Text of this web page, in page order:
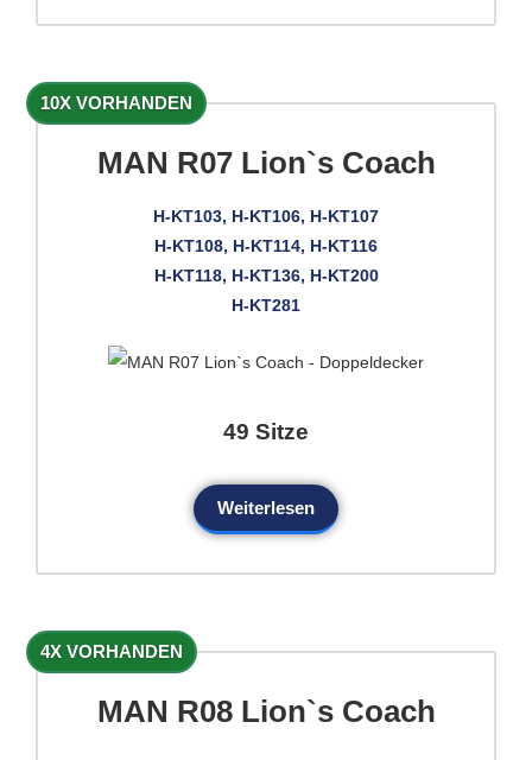
10X VORHANDEN
MAN R07 Lion`s Coach
H-KT103, H-KT106, H-KT107
H-KT108, H-KT114, H-KT116
H-KT118, H-KT136, H-KT200
H-KT281
49 Sitze
Weiterlesen
4X VORHANDEN
MAN R08 Lion`s Coach